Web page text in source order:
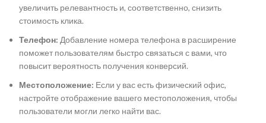
увеличить релевантность и, соответственно, снизить
стоимость клика.
Телефон: Добавление номера телефона в расширение
поможет пользователям быстро связаться с вами, что
повысит вероятность получения конверсий.
Местоположение: Если у вас есть физический офис,
настройте отображение вашего местоположения, чтобы
пользователи могли легко найти вас.